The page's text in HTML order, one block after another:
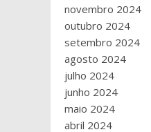
novembro 2024
outubro 2024
setembro 2024
agosto 2024
julho 2024
junho 2024
maio 2024
abril 2024